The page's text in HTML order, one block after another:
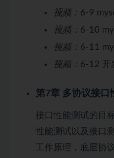
视频： 6-9
视频： 6-10
视频： 6-11
视频： 6-12 开
第7章 多协议接口
接口性能测试的目
性能测试以及接口
工作原理，底层协